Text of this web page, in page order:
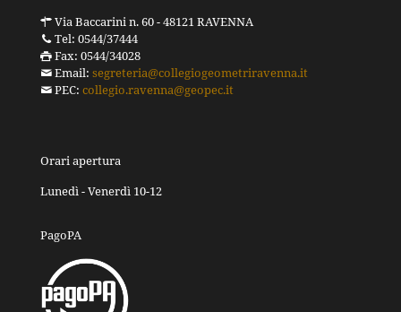
Via Baccarini n. 60 - 48121 RAVENNA
Tel: 0544/37444
Fax: 0544/34028
Email: segreteria@collegiogeometriravenna.it
PEC: collegio.ravenna@geopec.it
Orari apertura
Lunedì - Venerdì 10-12
PagoPA